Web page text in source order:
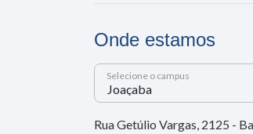
Onde estamos
Selecione o campus
Rua Getúlio Vargas, 2125 -